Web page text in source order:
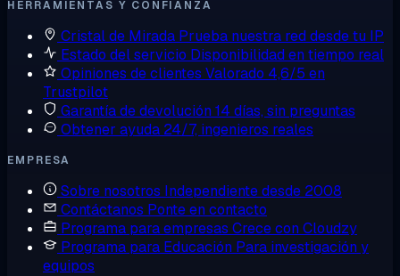
HERRAMIENTAS Y CONFIANZA
Cristal de Mirada Prueba nuestra red desde tu IP
Estado del servicio Disponibilidad en tiempo real
Opiniones de clientes Valorado 4,6/5 en
Trustpilot
Garantía de devolución 14 días, sin preguntas
Obtener ayuda 24/7, ingenieros reales
EMPRESA
Sobre nosotros Independiente desde 2008
Contáctanos Ponte en contacto
Programa para empresas Crece con Cloudzy
Programa para Educación Para investigación y
equipos